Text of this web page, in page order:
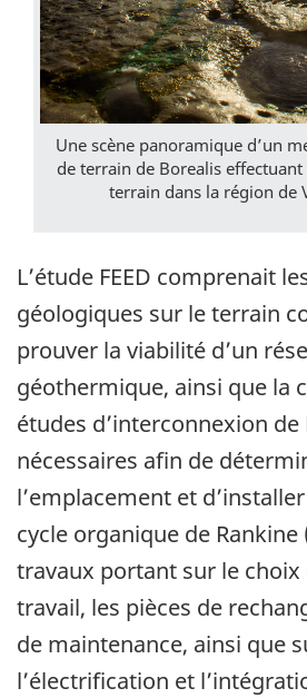
Une scène panoramique d’un
de terrain de Borealis
terrain dans la région de
L’étude FEED comprenait
géologiques sur le terrain
prouver la viabilité d’un
géothermique, ainsi que la
études d’interconnexion de
nécessaires afin de
l’emplacement et
cycle organique de Rankine
travaux portant sur le
travail, les pièces de
de maintenance, ainsi que
l’électrification et